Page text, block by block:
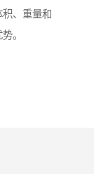
、重量和
。